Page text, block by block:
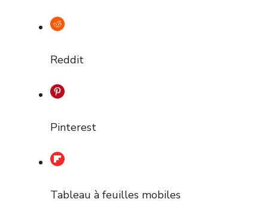
Reddit
Pinterest
Tableau à feuilles mobiles